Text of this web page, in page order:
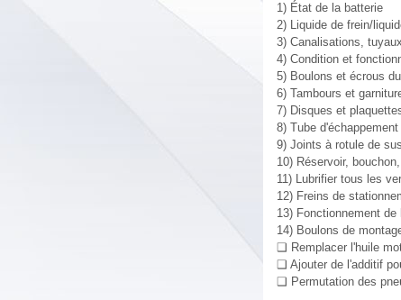
1) État de la batterie
2) Liquide de frein/
3) Canalisations,
4) Condition et
5) Boulons et écrous
6) Tambours et
7) Disques et
8) Tube
9) Joints à rotule de
10) Réservoir,
11) Lubrifier tous les
12) Freins de
13) Fonctionnement
14) Boulons de
❑ Remplacer l'huile
❑ Ajouter de l'additif
❑ Permutation des